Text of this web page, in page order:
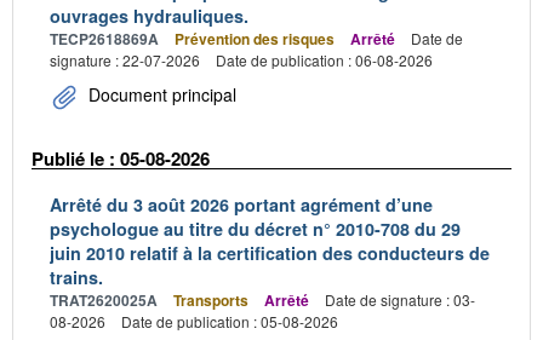
ouvrages hydrauliques.
TECP2618869A Prévention des risques Arrêté
Date de
signature : 22-07-2026
Date de publication : 06-08-2026
Document principal
Publié le : 05-08-2026
Arrêté du 3 août 2026 portant agrément d’une
psychologue au titre du décret n° 2010-708 du 29
juin 2010 relatif à la certification des conducteurs de
trains.
TRAT2620025A Transports Arrêté
Date de signature : 03-
08-2026
Date de publication : 05-08-2026